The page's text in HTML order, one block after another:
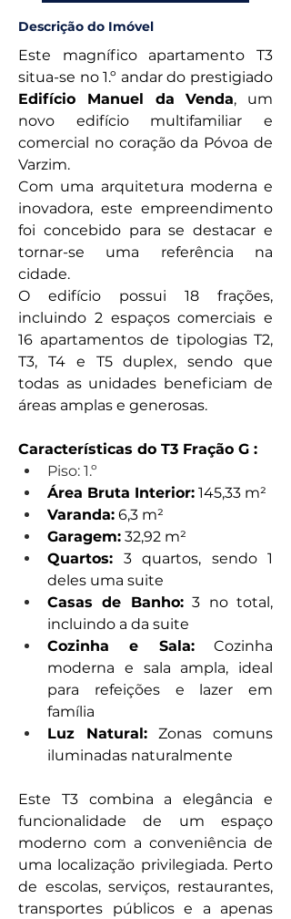
Descrição do Imóvel
Este magnífico apartamento T3
Edifício Manuel da Venda, um
novo edifício multifamiliar e
comercial no coração da Póvoa de
Varzim.
Com uma arquitetura moderna e
inovadora, este empreendimento
foi concebido para se destacar e
tornar-se uma referência na
cidade.
O edifício possui 18 frações,
incluindo 2 espaços comerciais e
16 apartamentos de tipologias T2,
T3, T4 e T5 duplex, sendo que
todas as unidades beneficiam de
áreas amplas e generosas.
Características do T3 Fração G :
Piso: 1.º
Área Bruta Interior: 145,33 m²
Varanda: 6,3 m²
Garagem: 32,92 m²
Quartos: 3 quartos, sendo 1
deles uma suite
Casas de Banho: 3 no total,
incluindo a da suite
Cozinha e Sala: Cozinha
moderna e sala ampla, ideal
para refeições e lazer em
família
Luz Natural: Zonas comuns
iluminadas naturalmente
Este T3 combina a elegância e
funcionalidade de um espaço
moderno com a conveniência de
uma localização privilegiada. Perto
de escolas, serviços, restaurantes,
transportes públicos e a apenas